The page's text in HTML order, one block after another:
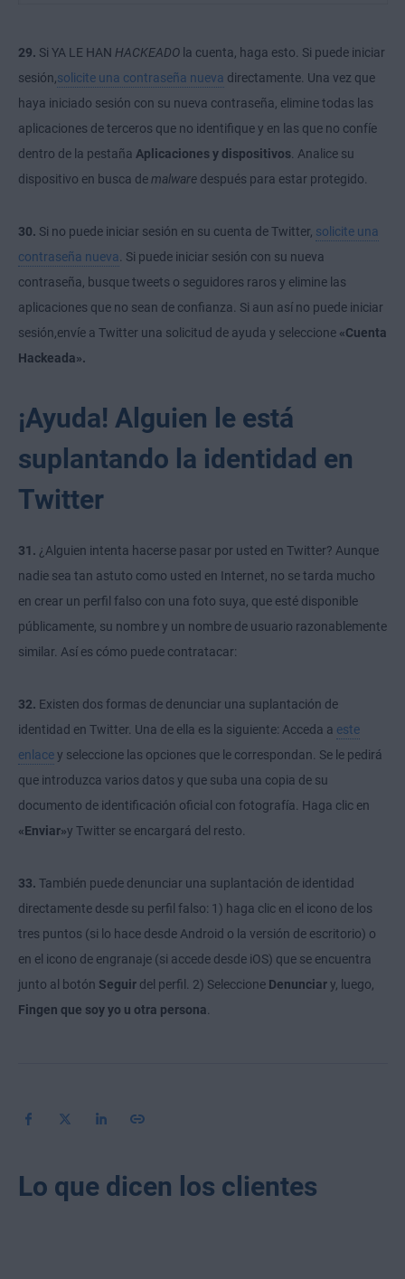
29. Si YA LE HAN HACKEADO la cuenta, haga esto. Si puede iniciar
sesión, solicite una contraseña nueva directamente. Una vez que
haya iniciado sesión con su nueva contraseña, elimine todas las
aplicaciones de terceros que no identifique y en las que no confíe
dentro de la pestaña Aplicaciones y dispositivos . Analice su
dispositivo en busca demalware después para estar protegido.
30. Si no puede iniciar sesión en su cuenta de Twitter, solicite una
contraseña nueva . Si puede iniciar sesión con su nueva
contraseña, busque tweets o seguidores raros y elimine las
aplicaciones que no sean de confianza. Si aun así no puede iniciar
sesión, envíe a Twitter una solicitud de ayuda y seleccione «Cuenta
Hackeada».
¡Ayuda! Alguien le está
suplantando la identidad en
Twitter
31. ¿Alguien intenta hacerse pasar por usted en Twitter? Aunque
nadie sea tan astuto como usted en Internet, no se tarda mucho
en crear un perfil falso con una foto suya, que esté disponible
públicamente, su nombre y un nombre de usuario razonablemente
similar. Así es cómo puede contratacar:
32. Existen dos formas de denunciar una suplantación de
identidad en Twitter. Una de ella es la siguiente: Acceda a este
enlacey seleccione las opciones que le correspondan. Se le pedirá
que introduzca varios datos y que suba una copia de su
documento de identificación oficial con fotografía. Haga clic en
«Enviar»y Twitter se encargará del resto.
33. También puede denunciar una suplantación de identidad
directamente desde su perfil falso: 1) haga clic en el icono de los
tres puntos (si lo hace desde Android o la versión de escritorio) o
en el icono de engranaje (si accede desde iOS) que se encuentra
junto al botón Seguir del perfil. 2) Seleccione Denunciary, luego,
Fingen que soy yo u otra persona
Lo que dicen los clientes